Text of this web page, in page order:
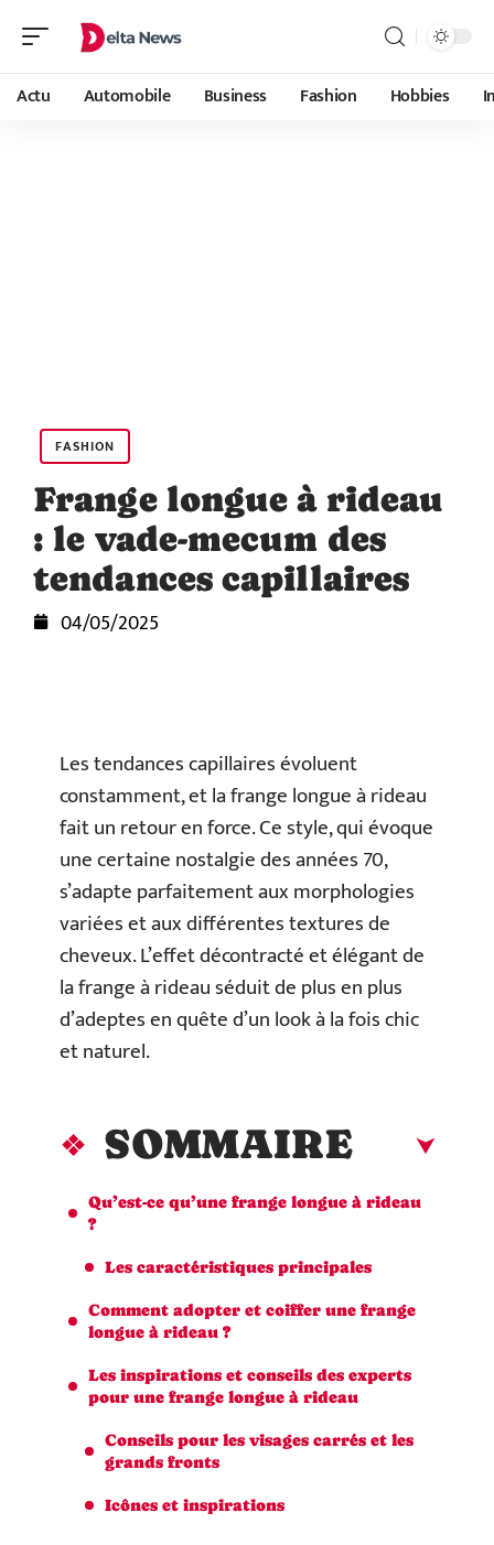
Actu Automobile Business Fashion Hobbies
FASHION
Frange longue à rideau
: le vade-mecum des
tendances capillaires
04/05/2025
Les tendances capillaires évoluent
constamment, et la frange longue à rideau
fait un retour en force. Ce style, qui évoque
une certaine nostalgie des années 70,
s’adapte parfaitement aux morphologies
variées et aux différentes textures de
cheveux. L’effet décontracté et élégant de
la frange à rideau séduit de plus en plus
d’adeptes en quête d’un look à la fois chic
et naturel.
SOMMAIRE
Qu’est-ce qu’une frange longue à rideau
?
Les caractéristiques principales
Comment adopter et coiffer une frange
longue à rideau ?
Les inspirations et conseils des experts
pour une frange longue à rideau
Conseils pour les visages carrés et les
grands fronts
Icônes et inspirations